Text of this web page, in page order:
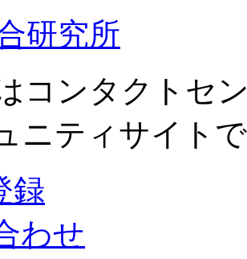
研究所
コンタクトセ
ニティサイト
録
わせ